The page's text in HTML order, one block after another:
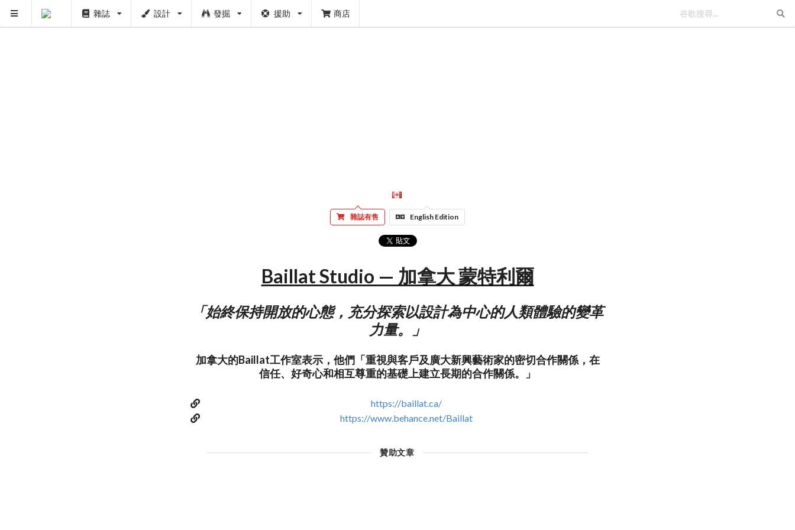
雜誌 設計 發掘 援助 商店
雜誌有售 English Edition
Baillat Studio — 加拿大 蒙特利爾
「始終保持開放的心態，充分探索以設計為中心的人類體驗的變革
力量。」
加拿大的Baillat工作室表示，他們「重視與客戶及廣大新興藝術家的密切合作關係，在
信任、好奇心和相互尊重的基礎上建立長期的合作關係。」
https://baillat.ca/
https://www.behance.net/Baillat
贊助文章